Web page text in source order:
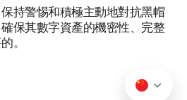
持警惕和積極主動地對抗黑帽
保其數字資產的機密性、完整
。